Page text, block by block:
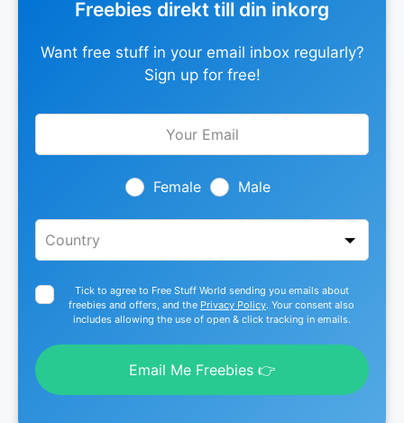
Freebies direkt till din inkorg
Want free stuff in your email inbox regularly?
Sign up for free!
Leave
Female Male
Tick to agree to Free Stuff World sending you emails about
freebies and offers, and the Privacy Policy. Your consent also
includes allowing the use of open & click tracking in emails.
Email Me Freebies 👉